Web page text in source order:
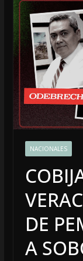
NACIONALES
DE
A